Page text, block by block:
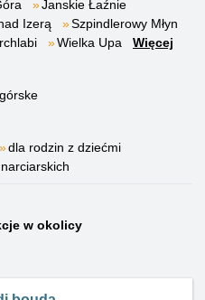
Janskie Łaźnie
Izerą
Szpindlerowy Młyn
Wielka Upa
Więcej
dla rodzin z dziećmi
w okolicy